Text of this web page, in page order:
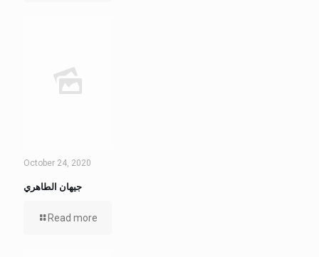
October 24, 2020
جيهان الطاهري
Read more